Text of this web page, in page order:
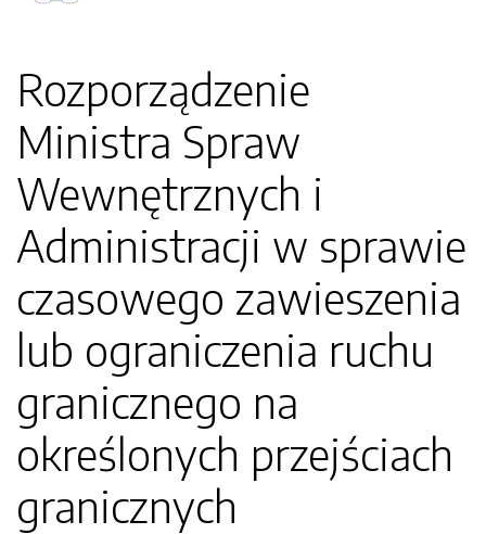
Rozporządzenie
Ministra Spraw
Wewnętrznych i
Administracji w sprawie
czasowego zawieszenia
lub ograniczenia ruchu
granicznego na
określonych przejściach
granicznych